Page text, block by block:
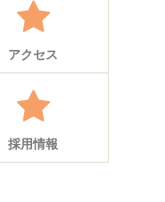
アクセス
採用情報